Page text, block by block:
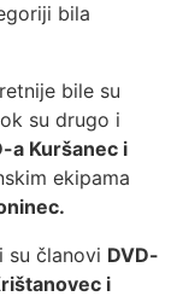
bila
bile su
su drugo i
a Kuršanec i
ekipama
su članovi DVD-
i